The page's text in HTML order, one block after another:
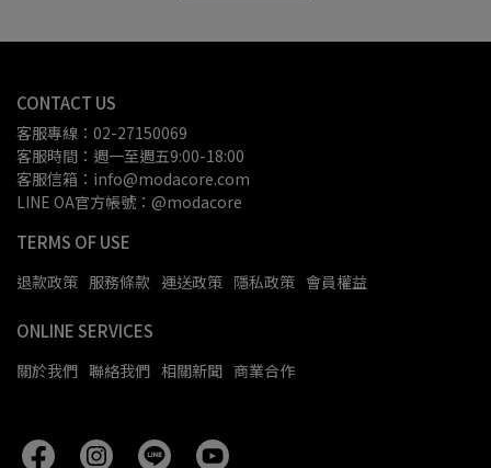
CONTACT US
客服專線：02-27150069
客服時間：週一至週五9:00-18:00
客服信箱：info@modacore.com
LINE OA官方帳號：@modacore
TERMS OF USE
退款政策 服務條款 運送政策 隱私政策 會員權益
ONLINE SERVICES
關於我們 聯絡我們 相關新聞 商業合作